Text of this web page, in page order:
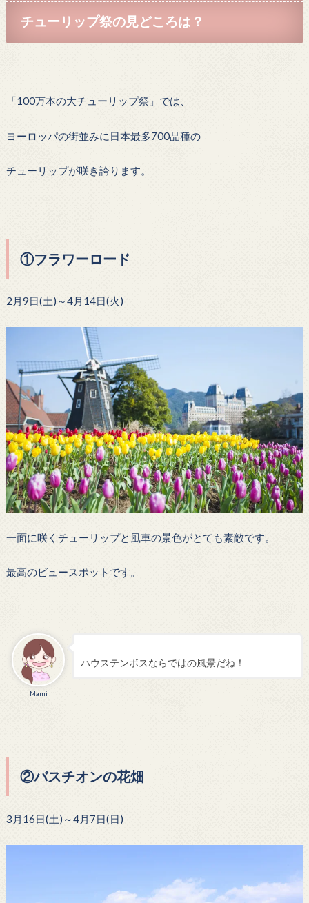
チューリップ祭の見どころは？
「100万本の大チューリップ祭」では、
ヨーロッパの街並みに日本最多700品種の
チューリップが咲き誇ります。
①フラワーロード
2月9日(土)～4月14日(火)
一面に咲くチューリップと風車の景色がとても素敵です。
最高のビュースポットです。
Mami
ハウステンボスならではの風景だね！
②バスチオンの花畑
3月16日(土)～4月7日(日)